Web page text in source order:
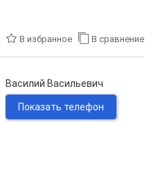
В избранное В сравнение
Василий Васильевич
Показать телефон